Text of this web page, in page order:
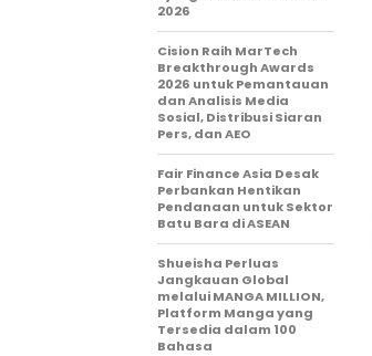
2026
Cision Raih MarTech
Breakthrough Awards
2026 untuk Pemantauan
dan Analisis Media
Sosial, Distribusi Siaran
Pers, dan AEO
Fair Finance Asia Desak
Perbankan Hentikan
Pendanaan untuk Sektor
Batu Bara di ASEAN
Shueisha Perluas
Jangkauan Global
melalui MANGA MILLION,
Platform Manga yang
Tersedia dalam 100
Bahasa